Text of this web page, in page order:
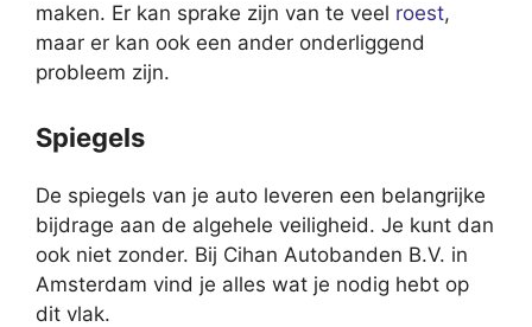
maken. Er kan sprake zijn van te veel roest,
maar er kan ook een ander onderliggend
probleem zijn.
Spiegels
De spiegels van je auto leveren een belangrijke
bijdrage aan de algehele veiligheid. Je kunt dan
ook niet zonder. Bij Cihan Autobanden B.V. in
Amsterdam vind je alles wat je nodig hebt op
dit vlak.